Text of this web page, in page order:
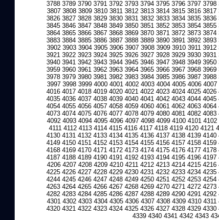
3788 3789 3790 3791 3792 3793 3794 3795 3796 3797 3798
3807 3808 3809 3810 3811 3812 3813 3814 3815 3816 3817
3826 3827 3828 3829 3830 3831 3832 3833 3834 3835 3836
3845 3846 3847 3848 3849 3850 3851 3852 3853 3854 3855
3864 3865 3866 3867 3868 3869 3870 3871 3872 3873 3874
3883 3884 3885 3886 3887 3888 3889 3890 3891 3892 3893
3902 3903 3904 3905 3906 3907 3908 3909 3910 3911 3912
3921 3922 3923 3924 3925 3926 3927 3928 3929 3930 3931
3940 3941 3942 3943 3944 3945 3946 3947 3948 3949 3950
3959 3960 3961 3962 3963 3964 3965 3966 3967 3968 3969
3978 3979 3980 3981 3982 3983 3984 3985 3986 3987 3988
3997 3998 3999 4000 4001 4002 4003 4004 4005 4006 4007
4016 4017 4018 4019 4020 4021 4022 4023 4024 4025 4026
4035 4036 4037 4038 4039 4040 4041 4042 4043 4044 4045
4054 4055 4056 4057 4058 4059 4060 4061 4062 4063 4064
4073 4074 4075 4076 4077 4078 4079 4080 4081 4082 4083
4092 4093 4094 4095 4096 4097 4098 4099 4100 4101 4102
4111 4112 4113 4114 4115 4116 4117 4118 4119 4120 4121
4130 4131 4132 4133 4134 4135 4136 4137 4138 4139 4140
4149 4150 4151 4152 4153 4154 4155 4156 4157 4158 4159
4168 4169 4170 4171 4172 4173 4174 4175 4176 4177 4178
4187 4188 4189 4190 4191 4192 4193 4194 4195 4196 4197
4206 4207 4208 4209 4210 4211 4212 4213 4214 4215 4216
4225 4226 4227 4228 4229 4230 4231 4232 4233 4234 4235
4244 4245 4246 4247 4248 4249 4250 4251 4252 4253 4254
4263 4264 4265 4266 4267 4268 4269 4270 4271 4272 4273
4282 4283 4284 4285 4286 4287 4288 4289 4290 4291 4292
4301 4302 4303 4304 4305 4306 4307 4308 4309 4310 4311
4320 4321 4322 4323 4324 4325 4326 4327 4328 4329 4330
4339 4340 4341 4342 4343